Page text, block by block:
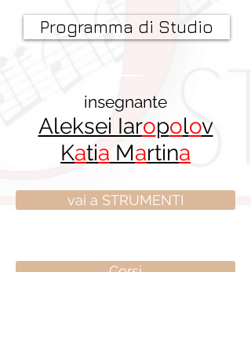
Programma di Studio
insegnante
Aleksei Iaropolov
Katia Martina
vai a STRUMENTI
Corsi